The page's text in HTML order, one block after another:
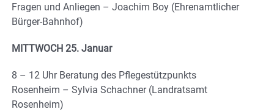
Fragen und Anliegen – Joachim Boy (Ehrenamtlicher
Bürger-Bahnhof)
MITTWOCH 25. Januar
8 – 12 Uhr Beratung des Pflegestützpunkts
Rosenheim – Sylvia Schachner (Landratsamt
Rosenheim)